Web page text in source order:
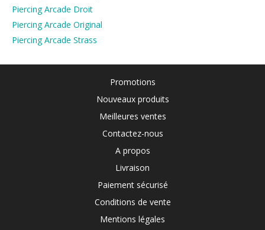
Piercing Arcade Droit
Piercing Arcade Original
Piercing Arcade Strass
Promotions
Nouveaux produits
Meilleures ventes
Contactez-nous
A propos
Livraison
Paiement sécurisé
Conditions de vente
Mentions légales